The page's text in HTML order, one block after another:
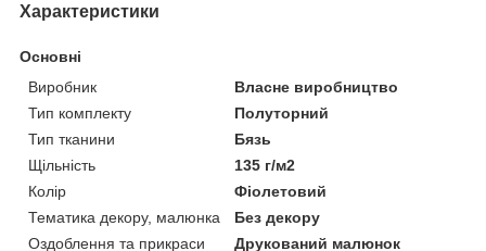
Характеристики
Основні
Виробник
Власне виробництво
Тип комплекту
Полуторний
Тип тканини
Бязь
Щільність
135 г/м2
Колір
Фіолетовий
Тематика декору, малюнка
Без декору
Оздоблення та прикраси
Друкований малюнок